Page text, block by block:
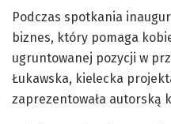
Podczas spotkania
biznes, który pomaga
ugruntowanej pozycji w
Łukawska, kielecka
zaprezentowała autorską